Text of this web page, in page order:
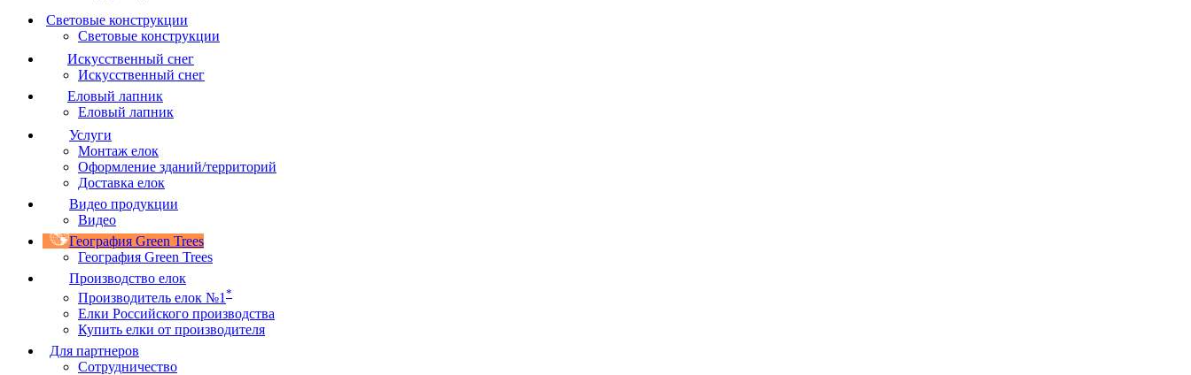
Световые конструкции
Световые конструкции
Искусственный снег
Искусственный снег
Еловый лапник
Еловый лапник
Услуги
Монтаж елок
Оформление зданий/территорий
Доставка елок
Видео продукции
Видео
География Green Trees
География Green Trees
Производство елок
Производитель елок №1 *
Елки Российского производства
Купить елки от производителя
Для партнеров
Сотрудничество